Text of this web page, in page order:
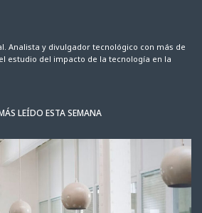
Analista y divulgador tecnológico con más de
estudio del impacto de la tecnología en la
LEÍDO ESTA SEMANA